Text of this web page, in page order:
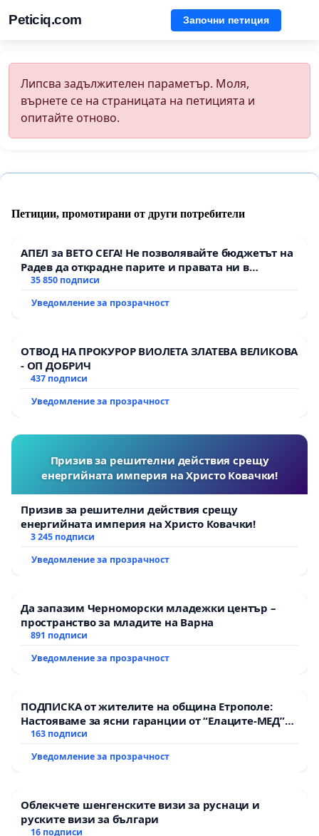
Peticiq.com Започни петиция
Липсва задължителен параметър. Моля,
върнете се на страницата на петицията и
опитайте отново.
Петиции, промотирани от други потребители
АПЕЛ за ВЕТО СЕГА! Не позволявайте бюджетът на
Радев да открадне парите и правата ни в
тъмното
35 850 подписи
Уведомление за прозрачност
ОТВОД НА ПРОКУРОР ВИОЛЕТА ЗЛАТЕВА ВЕЛИКОВА
- ОП ДОБРИЧ
437 подписи
Уведомление за прозрачност
Призив за решителни действия срещу
енергийната империя на Христо Ковачки!
Призив за решителни действия срещу
енергийната империя на Христо Ковачки!
3 245 подписи
Уведомление за прозрачност
Да запазим Черноморски младежки център –
пространство за младите на Варна
891 подписи
Уведомление за прозрачност
ПОДПИСКА от жителите на община Етрополе:
Настояваме за ясни гаранции от “Елаците-МЕД”
АД и от държавата, че ще се изпълнят всички
163 подписи
Уведомление за прозрачност
Облекчете шенгенските визи за руснаци и
руските визи за българи
16 подписи